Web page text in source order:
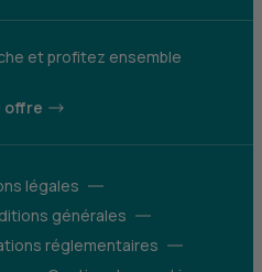
et profitez ensemble
offre
légales
générales
réglementaires